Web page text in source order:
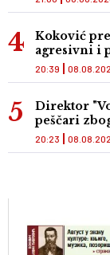
Koković
agresivni i
20:39
Direktor
peščari
20:23